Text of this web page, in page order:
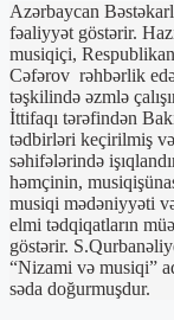
Azərbaycan
fəaliyyət göstərir.
musiqiçi,
Cəfərov rəhbərlik
təşkilində əzmlə
İttifaqı tərəfindən
tədbirləri keçirilmiş
səhifələrində
həmçinin,
musiqi mədəniyyəti
elmi tədqiqatların
göstərir.
“Nizami və musiqi”
səda doğurmuşdur.